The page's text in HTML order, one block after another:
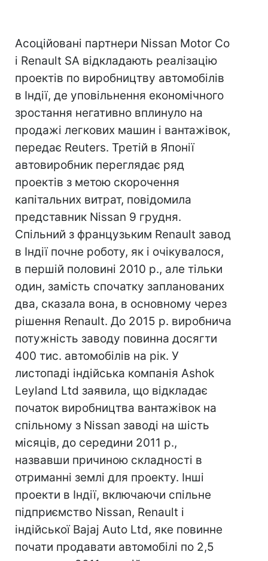
Асоційовані партнери Nissan Motor Co
і Renault SA відкладають реалізацію
проектів по виробництву автомобілів
в Індії, де уповільнення економічного
зростання негативно вплинуло на
продажі легкових машин і вантажівок,
передає Reuters. Третій в Японії
автовиробник переглядає ряд
проектів з метою скорочення
капітальних витрат, повідомила
представник Nissan 9 грудня.
Спільний з французьким Renault завод
в Індії почне роботу, як і очікувалося,
в першій половині 2010 р., але тільки
один, замість спочатку запланованих
два, сказала вона, в основному через
рішення Renault. До 2015 р. виробнича
потужність заводу повинна досягти
400 тис. автомобілів на рік. У
листопаді індійська компанія Ashok
Leyland Ltd заявила, що відкладає
початок виробництва вантажівок на
спільному з Nissan заводі на шість
місяців, до середини 2011 р.,
назвавши причиною складності в
отриманні землі для проекту. Інші
проекти в Індії, включаючи спільне
підприємство Nissan, Renault і
індійської Bajaj Auto Ltd, яке повинне
почати продавати автомобілі по 2,5